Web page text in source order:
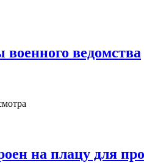
ведомства
на плацу для